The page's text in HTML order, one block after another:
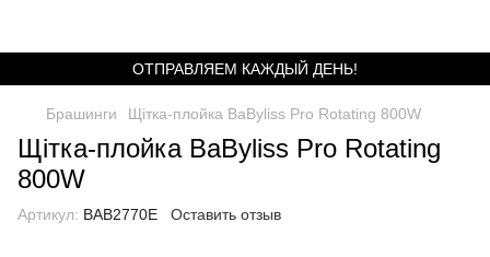
ОТПРАВЛЯЕМ КАЖДЫЙ ДЕНЬ!
Брашинги Щітка-плойка BaByliss Pro Rotating 800W
Щітка-плойка BaByliss Pro Rotating
800W
Артикул: BAB2770E Оставить отзыв